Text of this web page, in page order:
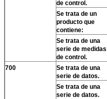
de control.
Se trata de un
producto que
contiene:
Se trata de una
serie de medidas
de control.
700
Se trata de una
serie de datos.
Se trata de una
serie de datos.